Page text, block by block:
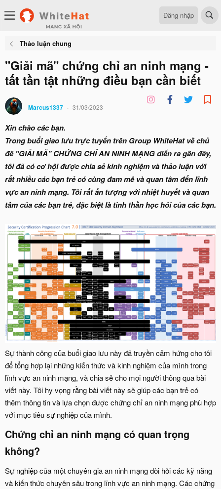
Đăng nhập
Thảo luận chung
"Giải mã" chứng chỉ an ninh mạng -
tất tần tật những điều bạn cần biết
Marcus1337 31/03/2023
Xin chào các bạn.
Trong buổi giao lưu trực tuyến trên Group WhiteHat về chủ
đề "GIẢI MÃ" CHỨNG CHỈ AN NINH MẠNG diễn ra gần đây,
tôi đã có cơ hội được chia sẻ kinh nghiệm và thảo luận với
rất nhiều các bạn trẻ có cùng đam mê và quan tâm đến lĩnh
vực an ninh mạng. Tôi rất ấn tượng với nhiệt huyết và quan
tâm của các bạn trẻ, đặc biệt là tinh thần học hỏi của các bạn.
Sự thành công của buổi giao lưu này đã truyền cảm hứng cho tôi
để tổng hợp lại những kiến thức và kinh nghiệm của mình trong
lĩnh vực an ninh mạng, và chia sẻ cho mọi người thông qua bài
viết này. Tôi hy vọng rằng bài viết này sẽ giúp các bạn trẻ có
thêm thông tin và lựa chọn được chứng chỉ an ninh mạng phù hợp
với mục tiêu sự nghiệp của mình.
Chứng chỉ an ninh mạng có quan trọng
không?​
Sự nghiệp của một chuyên gia an ninh mạng đòi hỏi các kỹ năng
và kiến thức chuyên sâu trong lĩnh vực an ninh mạng. Các chứng